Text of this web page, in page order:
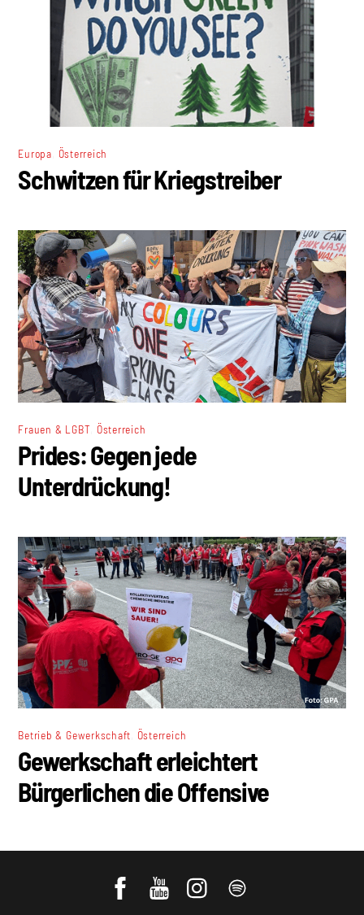
Europa Österreich
Schwitzen für Kriegstreiber
Frauen & LGBT Österreich
Prides: Gegen jede
Unterdrückung!
Betrieb & Gewerkschaft Österreich
Gewerkschaft erleichtert
Bürgerlichen die Offensive